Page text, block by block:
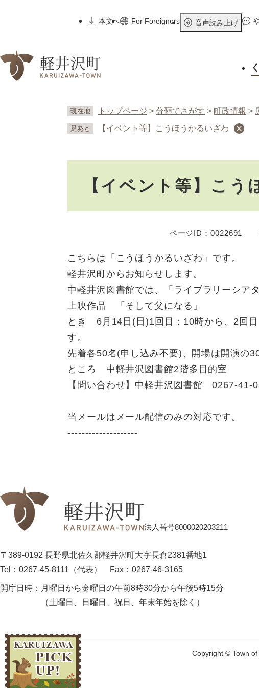
先
本文へ
For Foreigners 音声読み上げ
現在地 トップページ > 分類でさがす > 町政情報 >
足あと 【イベント等】こうほうかるいざわ
【イベント等】こう
ページID：0022691
こちらは「こうほうかるいざわ」です。
軽井沢町からお知らせします。
中軽井沢図書館では、「ライブラリーシア
上映作品 「そして父になる」
とき 6月14日(日)1回目：10時から、2回
す。
先着各50名(申し込み不要)、開場は開演の
ところ 中軽井沢図書館2階多目的室
【問い合わせ】中軽井沢図書館 0267-41-
当メールはメール配信のみの対応です。
--------------------
法人番号8000020203211
〒389-0192 長野県北佐久郡軽井沢町大字長倉2381番地1
Tel：0267-45-8111（代表）
Fax：0267-46-3165
開庁日時： 月曜日から金曜日の午前8時30分から午後5時15分
（土曜日、日曜日、祝日、年末年始を除く）
Copyright © Town of